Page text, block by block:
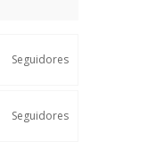
Seguidores
Seguidores